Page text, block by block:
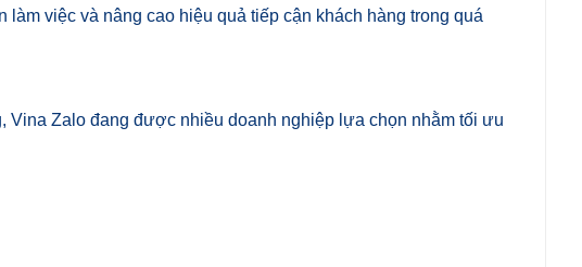
việc và nâng cao hiệu quả tiếp cận khách hàng trong quá
Vina Zalo đang được nhiều doanh nghiệp lựa chọn nhằm tối ưu